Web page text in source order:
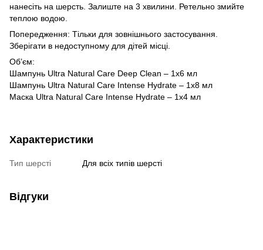
нанесіть на шерсть. Залиште на 3 хвилини. Ретельно змийте
теплою водою.
Попередження: Тільки для зовнішнього застосування.
Зберігати в недоступному для дітей місці.
Об’єм:
Шампунь Ultra Natural Care Deep Clean – 1х6 мл
Шампунь Ultra Natural Care Intense Hydrate – 1х8 мл
Маска Ultra Natural Care Intense Hydrate – 1х4 мл
Характеристики
Тип шерсті Для всіх типів шерсті
Відгуки